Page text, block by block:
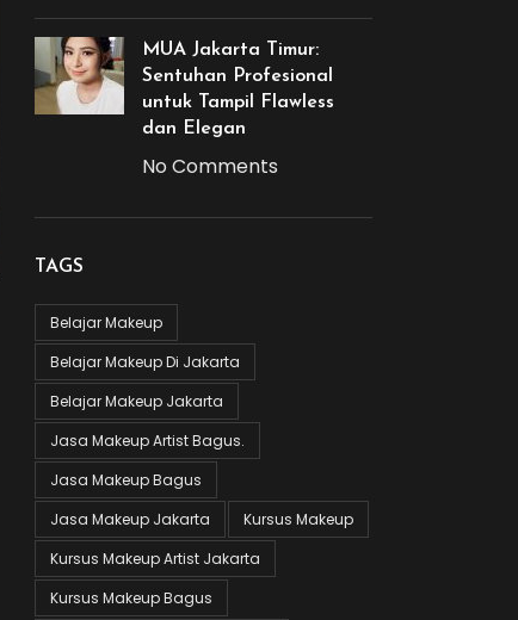
MUA Jakarta Timur:
Sentuhan Profesional
untuk Tampil Flawless
dan Elegan
No Comments
TAGS
Belajar Makeup
Belajar Makeup Di Jakarta
Belajar Makeup Jakarta
Jasa Makeup Artist Bagus.
Jasa Makeup Bagus
Jasa Makeup Jakarta
Kursus Makeup
Kursus Makeup Artist Jakarta
Kursus Makeup Bagus